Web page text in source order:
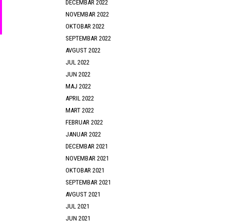
DECEMBAR 2022
NOVEMBAR 2022
OKTOBAR 2022
SEPTEMBAR 2022
AVGUST 2022
JUL 2022
JUN 2022
MAJ 2022
APRIL 2022
MART 2022
FEBRUAR 2022
JANUAR 2022
DECEMBAR 2021
NOVEMBAR 2021
OKTOBAR 2021
SEPTEMBAR 2021
AVGUST 2021
JUL 2021
JUN 2021